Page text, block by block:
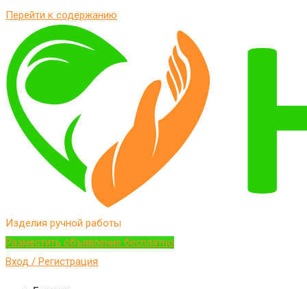
Перейти к содержанию
Изделия ручной работы
Разместить объявление бесплатно
Вход / Регистрация